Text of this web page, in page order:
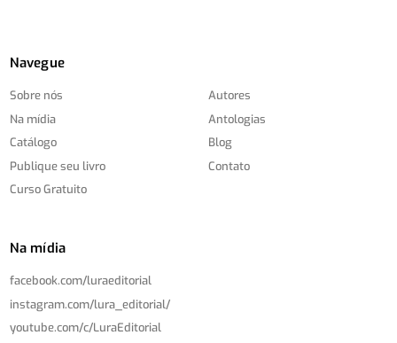
Navegue
Sobre nós
Na mídia
Catálogo
Publique seu livro
Curso Gratuito
Autores
Antologias
Blog
Contato
Na mídia
facebook.com/luraeditorial
instagram.com/lura_editorial/
youtube.com/c/LuraEditorial